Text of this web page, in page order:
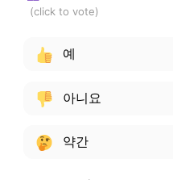
예
아니요
약간